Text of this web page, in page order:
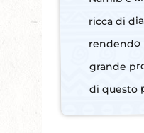
ricca di
rendendo
grande
di questo